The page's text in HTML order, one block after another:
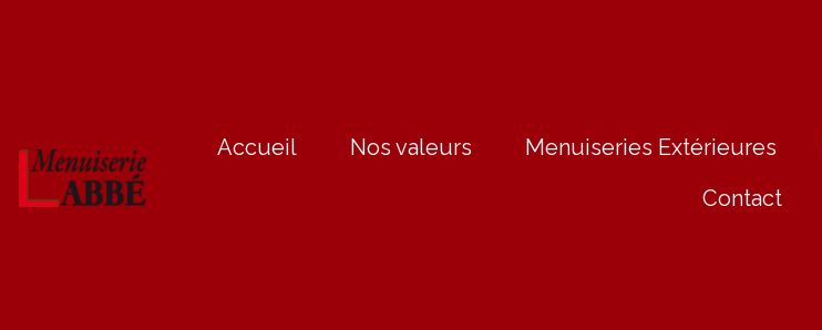
Accueil Nos valeurs Menuiseries Extérieures
Contact